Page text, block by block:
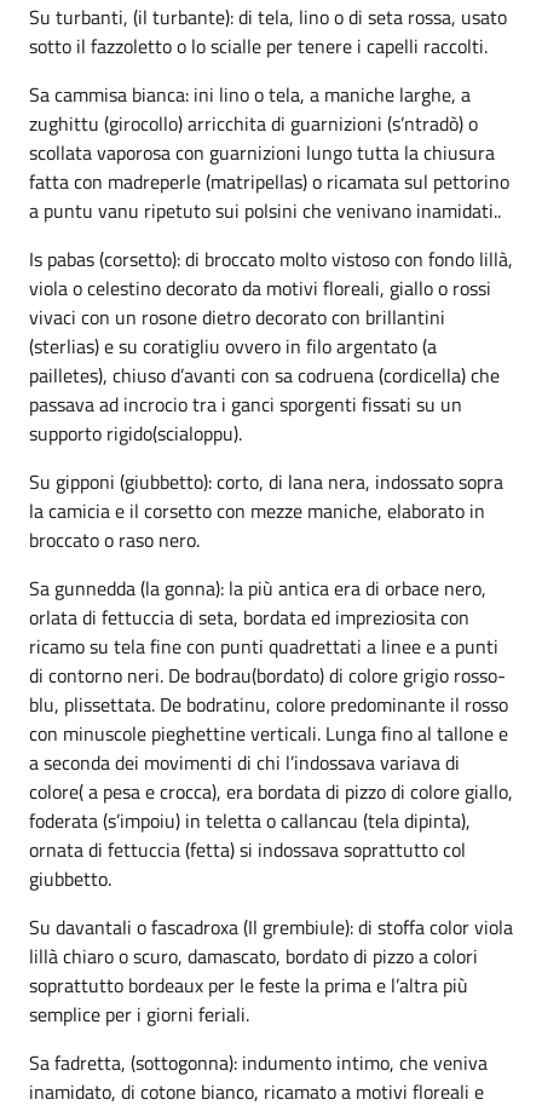
Su turbanti, (il turbante): di tela, lino o di seta rossa, usato
sotto il fazzoletto o lo scialle per tenere i capelli raccolti.
Sa cammisa bianca: ini lino o tela, a maniche larghe, a
zughittu (girocollo) arricchita di guarnizioni (s’ntradò) o
scollata vaporosa con guarnizioni lungo tutta la chiusura
fatta con madreperle (matripellas) o ricamata sul pettorino
a puntu vanu ripetuto sui polsini che venivano inamidati..
Is pabas (corsetto): di broccato molto vistoso con fondo lillà,
viola o celestino decorato da motivi floreali, giallo o rossi
vivaci con un rosone dietro decorato con brillantini
(sterlias) e su coratigliu ovvero in filo argentato (a
pailletes), chiuso d’avanti con sa codruena (cordicella) che
passava ad incrocio tra i ganci sporgenti fissati su un
supporto rigido(scialoppu).
Su gipponi (giubbetto): corto, di lana nera, indossato sopra
la camicia e il corsetto con mezze maniche, elaborato in
broccato o raso nero.
Sa gunnedda (la gonna): la più antica era di orbace nero,
orlata di fettuccia di seta, bordata ed impreziosita con
ricamo su tela fine con punti quadrettati a linee e a punti
di contorno neri. De bodrau(bordato) di colore grigio rosso-
blu, plissettata. De bodratinu, colore predominante il rosso
con minuscole pieghettine verticali. Lunga fino al tallone e
a seconda dei movimenti di chi l’indossava variava di
colore( a pesa e crocca), era bordata di pizzo di colore giallo,
foderata (s’impoiu) in teletta o callancau (tela dipinta),
ornata di fettuccia (fetta) si indossava soprattutto col
giubbetto.
Su davantali o fascadroxa (Il grembiule): di stoffa color viola
lillà chiaro o scuro, damascato, bordato di pizzo a colori
soprattutto bordeaux per le feste la prima e l’altra più
semplice per i giorni feriali.
Sa fadretta, (sottogonna): indumento intimo, che veniva
inamidato, di cotone bianco, ricamato a motivi floreali e